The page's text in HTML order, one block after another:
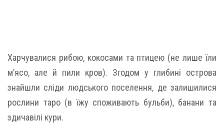
Харчувалися рибою, кокосами та птицею (не лише їли
м’ясо, але й пили кров). Згодом у глибині острова
знайшли сліди людського поселення, де залишилися
рослини таро (в їжу споживають бульби), банани та
здичавілі кури.